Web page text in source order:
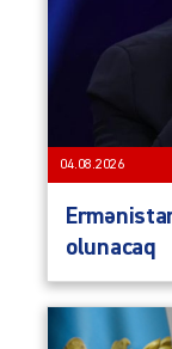
04.08.2026
olunacaq